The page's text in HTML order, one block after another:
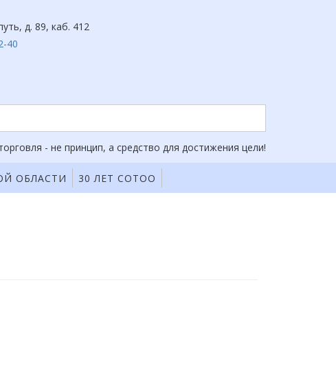
д. 89, каб. 412
40
- не принцип, а средство для достижения цели!
ОБЛАСТИ 30 ЛЕТ СОТОО